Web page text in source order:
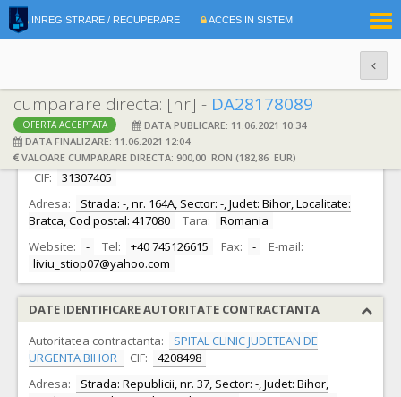
INREGISTRARE / RECUPERARE ACCES IN SISTEM
cumparare directa: [nr] - DA28178089
OFERTA ACCEPTATA
DATA PUBLICARE: 11.06.2021 10:34
DATA FINALIZARE: 11.06.2021 12:04
VALOARE CUMPARARE DIRECTA: 900,00 RON (182,86 EUR)
DATE IDENTIFICARE OFERTANT
Ofertant: STIOP LIVIU CRISTIN INTREPRINDERE INDIVIDUALA -
CIF:
31307405
Adresa:
Strada: -, nr. 164A, Sector: -, Judet: Bihor, Localitate:
Bratca, Cod postal: 417080
Tara:
Romania
Website:
- Tel: +40 745126615 Fax: -
E-mail:
liviu_stiop07@yahoo.com
DATE IDENTIFICARE AUTORITATE CONTRACTANTA
Autoritatea contractanta:
SPITAL CLINIC JUDETEAN DE
URGENTA BIHOR
CIF:
4208498
Adresa:
Strada: Republicii, nr. 37, Sector: -, Judet: Bihor,